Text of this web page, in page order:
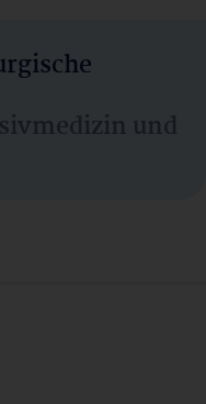
und